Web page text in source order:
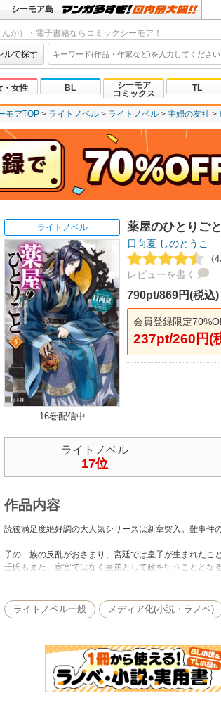
シーモア島
が）・電子書籍ならコミックシーモア！
ルで探す
・女性 BL
シーモア
コミックス
TL
モアTOP ライトノベル ライトノベル 主婦の友社
ライトノベル
16巻配信中
薬屋のひとりご
日向夏 しのとうこ
（
レビューを書く
790pt/869円(税込)
会員登録限定
237pt/260円(
ライトノベル
17位
作品内容
読後満足度絶好調の大人気シリーズは新章突入。難事件
子の一族の反乱がおさまり、宮廷では皇子が生まれたこ
壬氏もまた、宦官ではなく皇弟として政を行うこととなる
また、壬氏からの命令で、玉葉后の故郷、西都へと向か
色とりどりの花たちが咲く舞踏会で何者かの陰謀が渦巻
日向 夏（ヒュウガナツ）： 福岡県在住。著書に「トネ
しの とうこ（シノトウコ）：イラストレーター。
ライトノベル一般 メディア化(小説・ラノベ)